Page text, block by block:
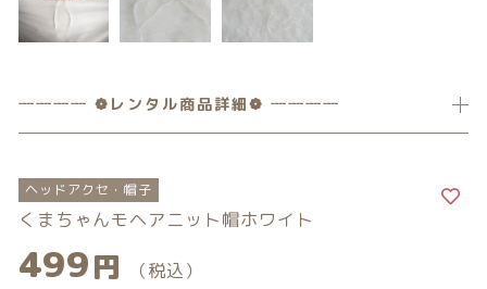
┈┈┈┈ ❁レンタル商品詳細❁ ┈┈┈┈
ヘッドアクセ・帽子
くまちゃんモヘアニット帽ホワイト
499円 （税込）
ランキング
商品一覧
最近チェックした商品
プロの肌補正
並び順